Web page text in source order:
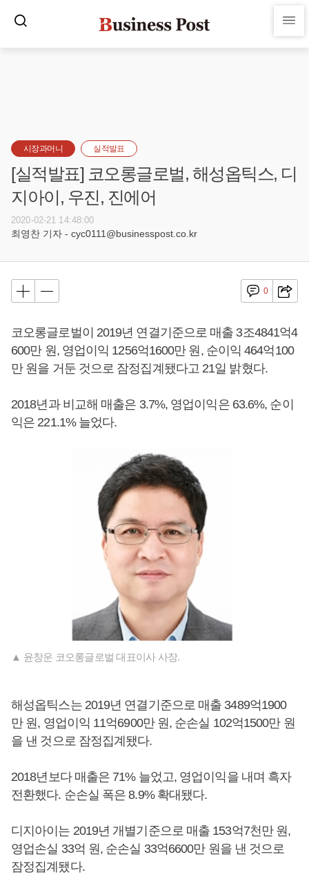
시장과머니 실적발표
[실적발표] 코오롱글로벌, 해성옵틱스, 디
지아이, 우진, 진에어
2020-02-21 14:48:00
최영찬 기자 - cyc0111@businesspost.co.kr
0
코오롱글로벌이 2019년 연결기준으로 매출 3조4841억4
600만 원, 영업이익 1256억1600만 원, 순이익 464억100
만 원을 거둔 것으로 잠정집계됐다고 21일 밝혔다.
2018년과 비교해 매출은 3.7%, 영업이익은 63.6%, 순이
익은 221.1% 늘었다.
▲ 윤창운 코오롱글로벌 대표이사 사장.
해성옵틱스는 2019년 연결기준으로 매출 3489억1900
만 원, 영업이익 11억6900만 원, 순손실 102억1500만 원
을 낸 것으로 잠정집계됐다.
2018년보다 매출은 71% 늘었고, 영업이익을 내며 흑자
전환했다. 순손실 폭은 8.9% 확대됐다.
디지아이는 2019년 개별기준으로 매출 153억7천만 원,
영업손실 33억 원, 순손실 33억6600만 원을 낸 것으로
잠정집계됐다.